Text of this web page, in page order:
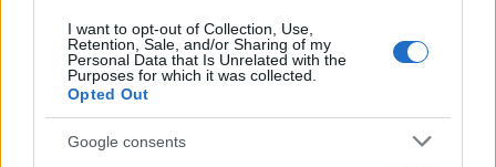
I want to opt-out of Collection, Use,
Retention, Sale, and/or Sharing of my
Personal Data that Is Unrelated with the
Purposes for which it was collected.
Opted Out
Google consents
Επιπλέον, για όσους οργανώνουν ταξίδι από (ή
προς) τις ΗΠΑ, η επέκταση αυτών των
δρομολογίων σημαίνει πιο άμεσες και —
ενδεχομένως — πιο οικονομικές συνδέσεις με την